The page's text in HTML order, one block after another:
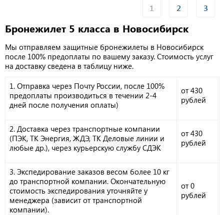
1 2 3
Бронежилет 5 класса в Новосибирск
Мы отправляем защитные бронежилеты в Новосибирск
после 100% предоплаты по вашему заказу. Стоимость услуг
на доставку сведена в таблицу ниже.
1. Отправка через Почту России, после 100%
предоплаты производиться в течении 2-4
дней после получения оплаты)
от 430
рублей
2. Доставка через транспортные компании
(ПЭК, ТК Энергия, ЖДЭ, ТК Деловые линии и
любые др.), через курьерскую службу СДЭК
от 430
рублей
3. Экспедирование заказов весом более 10 кг
до транспортной компании. Окончательную
стоимость экспедирования уточняйте у
менеджера (зависит от транспортной
компании).
от 0
рублей